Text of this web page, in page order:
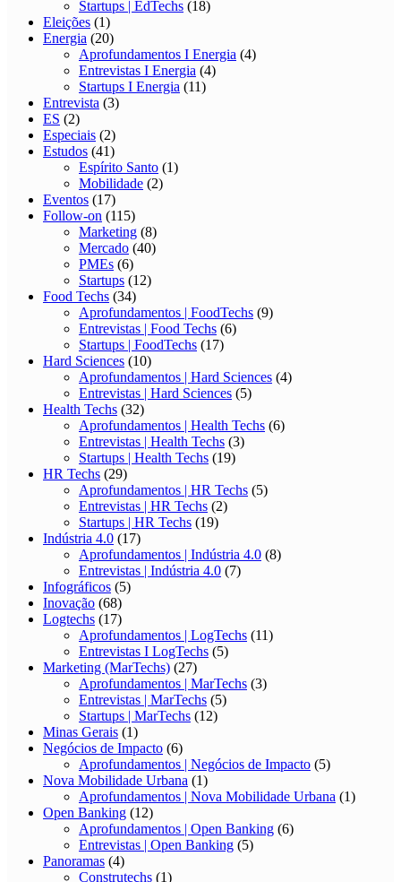
Startups | EdTechs (18)
Eleições (1)
Energia (20)
Aprofundamentos I Energia (4)
Entrevistas I Energia (4)
Startups I Energia (11)
Entrevista (3)
ES (2)
Especiais (2)
Estudos (41)
Espírito Santo (1)
Mobilidade (2)
Eventos (17)
Follow-on (115)
Marketing (8)
Mercado (40)
PMEs (6)
Startups (12)
Food Techs (34)
Aprofundamentos | FoodTechs (9)
Entrevistas | Food Techs (6)
Startups | FoodTechs (17)
Hard Sciences (10)
Aprofundamentos | Hard Sciences (4)
Entrevistas | Hard Sciences (5)
Health Techs (32)
Aprofundamentos | Health Techs (6)
Entrevistas | Health Techs (3)
Startups | Health Techs (19)
HR Techs (29)
Aprofundamentos | HR Techs (5)
Entrevistas | HR Techs (2)
Startups | HR Techs (19)
Indústria 4.0 (17)
Aprofundamentos | Indústria 4.0 (8)
Entrevistas | Indústria 4.0 (7)
Infográficos (5)
Inovação (68)
Logtechs (17)
Aprofundamentos | LogTechs (11)
Entrevistas I LogTechs (5)
Marketing (MarTechs) (27)
Aprofundamentos | MarTechs (3)
Entrevistas | MarTechs (5)
Startups | MarTechs (12)
Minas Gerais (1)
Negócios de Impacto (6)
Aprofundamentos | Negócios de Impacto (5)
Nova Mobilidade Urbana (1)
Aprofundamentos | Nova Mobilidade Urbana (1)
Open Banking (12)
Aprofundamentos | Open Banking (6)
Entrevistas | Open Banking (5)
Panoramas (4)
Construtechs (1)